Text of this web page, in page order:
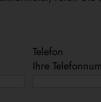
Telefon
Ihre